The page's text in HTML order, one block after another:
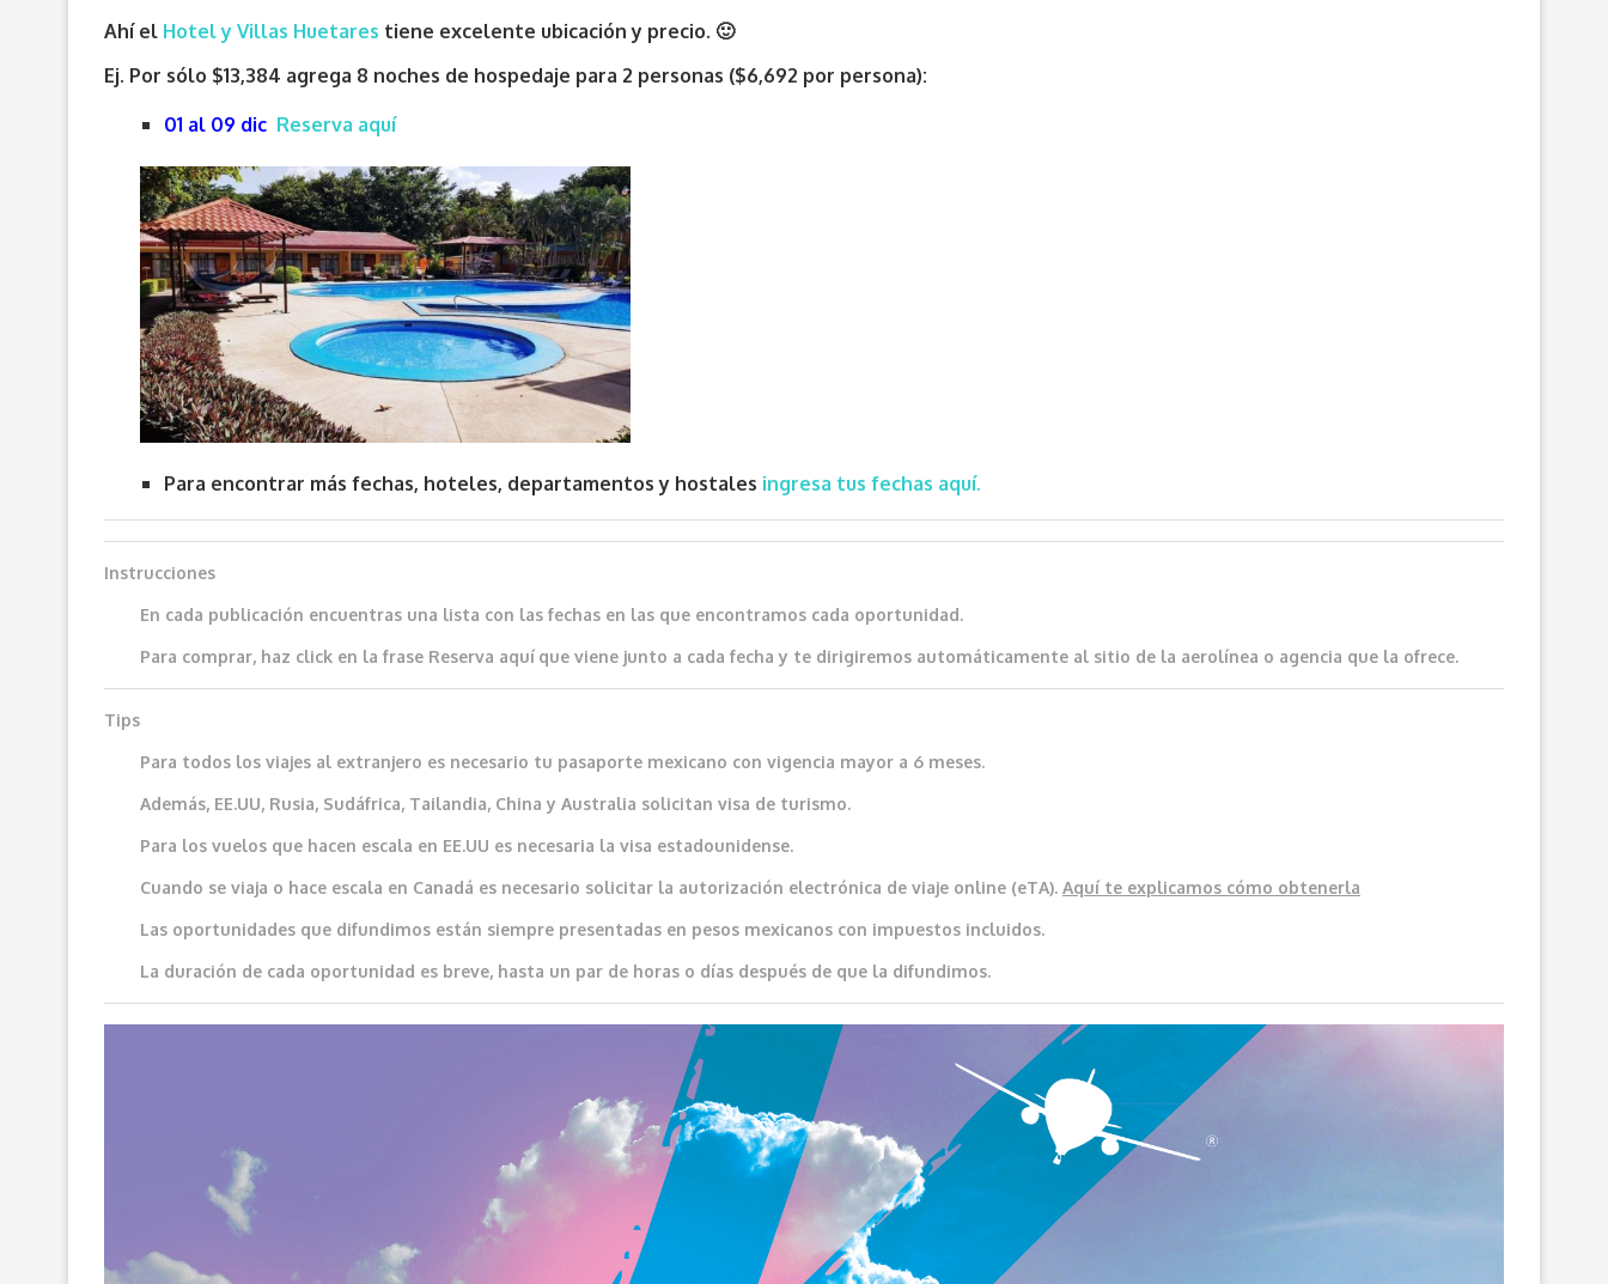
Ahí el Hotel y Villas Huetares tiene excelente ubicación y precio. 🙂
Ej. Por sólo $13,384 agrega 8 noches de hospedaje para 2 personas ($6,692 por persona):
01 al 09 dic Reserva aquí
Para encontrar más fechas, hoteles, departamentos y hostales ingresa tus fechas aquí.
Instrucciones
En cada publicación encuentras una lista con las fechas en las que encontramos cada oportunidad.
Para comprar, haz click en la frase Reserva aquí que viene junto a cada fecha y te dirigiremos automáticamente al sitio de la aerolínea o agencia que la ofrece.
Tips
Para todos los viajes al extranjero es necesario tu pasaporte mexicano con vigencia mayor a 6 meses.
Además, EE.UU, Rusia, Sudáfrica, Tailandia, China y Australia solicitan visa de turismo.
Para los vuelos que hacen escala en EE.UU es necesaria la visa estadounidense.
Cuando se viaja o hace escala en Canadá es necesario solicitar la autorización electrónica de viaje online (eTA). Aquí te explicamos cómo obtenerla
Las oportunidades que difundimos están siempre presentadas en pesos mexicanos con impuestos incluidos.
La duración de cada oportunidad es breve, hasta un par de horas o días después de que la difundimos.